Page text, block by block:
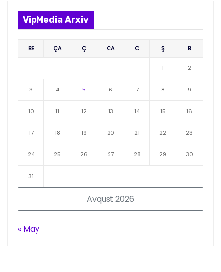
VipMedia Arxiv
Avqust 2026
BE ÇA Ç CA C Ş B
1 2
3 4 5 6 7 8 9
10 11 12 13 14 15 16
17 18 19 20 21 22 23
24 25 26 27 28 29 30
31
« May